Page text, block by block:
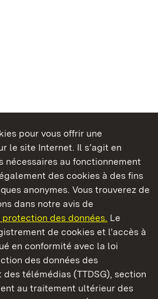
pour vous offrir une
le site Internet. Il s’agit en
nécessaires au fonctionnement
des cookies à des fins
anonymes. Vous trouverez de
dans notre avis de
protection des données. Le
de cookies et l’accès à
en conformité avec la loi
des données des
télémédias (TTDSG), section
au traitement ultérieur des
du Bade-Wurtemberg
Baden‑Württemberg
du Bade-Wurtemberg
Mentions légales